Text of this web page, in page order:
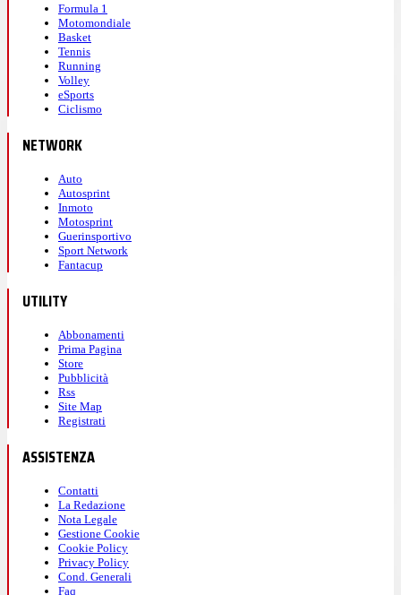
Formula 1
Motomondiale
Basket
Tennis
Running
Volley
eSports
Ciclismo
NETWORK
Auto
Autosprint
Inmoto
Motosprint
Guerinsportivo
Sport Network
Fantacup
UTILITY
Abbonamenti
Prima Pagina
Store
Pubblicità
Rss
Site Map
Registrati
ASSISTENZA
Contatti
La Redazione
Nota Legale
Gestione Cookie
Cookie Policy
Privacy Policy
Cond. Generali
Faq